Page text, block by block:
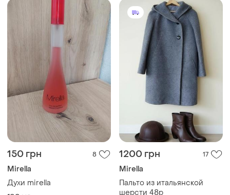
150 грн 8
Mirella
Духи mirella
1200 грн 17
Mirella
Пальто из итальянской
шерсти 48р